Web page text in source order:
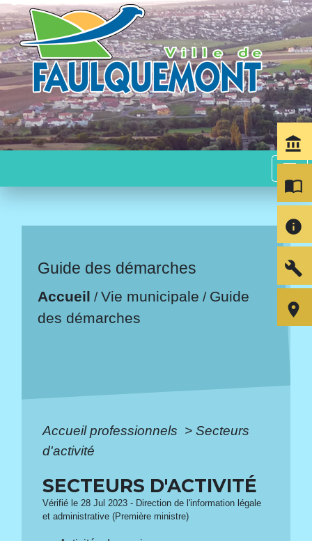
menu
Guide des démarches
Accueil /Vie municipale / Guide
des démarches
Accueil professionnels > Secteurs
d'activité
SECTEURS D'ACTIVITÉ
Vérifié le 28 Jul 2023 - Direction de l'information légale
et administrative (Première ministre)
account_balance
import_contacts
info
build
room